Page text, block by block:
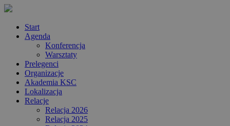
Start
Agenda
Konferencja
Warsztaty
Prelegenci
Organizacje
Akademia KSC
Lokalizacja
Relacje
Relacja 2026
Relacja 2025